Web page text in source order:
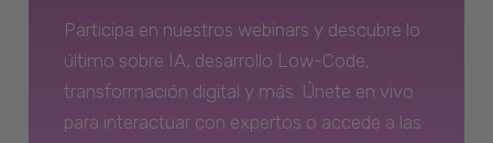
Participa en nuestros webinars y descubre lo
último sobre IA, desarrollo Low-Code,
transformación digital y más. Únete en vivo
para interactuar con expertos o accede a las